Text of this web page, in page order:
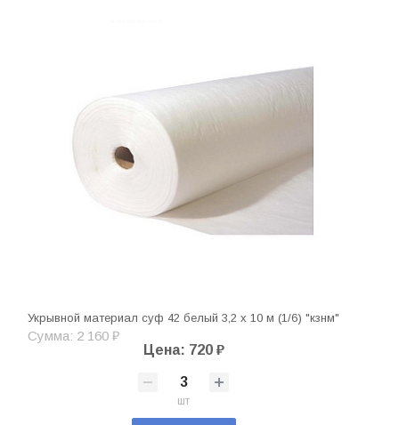
Укрывной материал суф 42 белый 3,2 х 10 м (1/6) "кзнм"
Сумма: 2 160 ₽
Цена: 720 ₽
шт